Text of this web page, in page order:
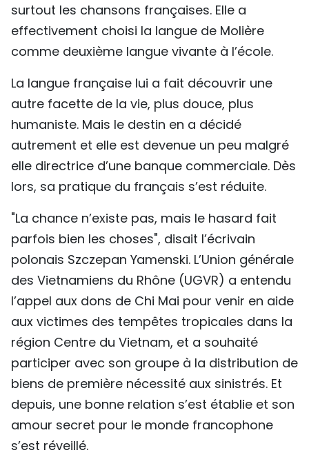
ESPAÑOL
surtout les chansons françaises. Elle a
effectivement choisi la langue de Molière
comme deuxième langue vivante à l’école.
La langue française lui a fait découvrir une
autre facette de la vie, plus douce, plus
humaniste. Mais le destin en a décidé
autrement et elle est devenue un peu malgré
elle directrice d’une banque commerciale. Dès
lors, sa pratique du français s’est réduite.
"La chance n’existe pas, mais le hasard fait
parfois bien les choses", disait l’écrivain
polonais Szczepan Yamenski. L’Union générale
des Vietnamiens du Rhône (UGVR) a entendu
l’appel aux dons de Chi Mai pour venir en aide
aux victimes des tempêtes tropicales dans la
région Centre du Vietnam, et a souhaité
participer avec son groupe à la distribution de
biens de première nécessité aux sinistrés. Et
depuis, une bonne relation s’est établie et son
amour secret pour le monde francophone
s’est réveillé.